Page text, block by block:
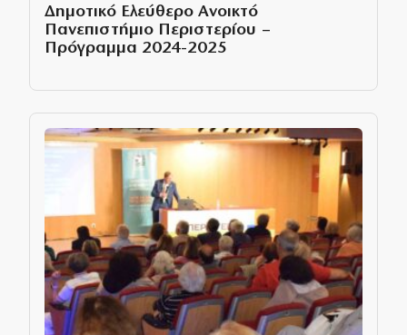
Δημοτικό Ελεύθερο Ανοικτό
Πανεπιστήμιο Περιστερίου –
Πρόγραμμα 2024-2025